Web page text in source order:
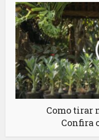
Como tirar
Confira